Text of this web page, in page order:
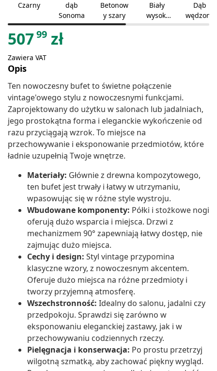
Czarny
dąb
Sonoma
Betonow
y szary
Biały
wysoki
połysk
Dąb
wędzony
50799 zł
Zawiera VAT
Opis
Ten nowoczesny bufet to świetne połączenie
vintage'owego stylu z nowoczesnymi funkcjami.
Zaprojektowany do użytku w salonach lub jadalniach,
jego prostokątna forma i eleganckie wykończenie od
razu przyciągają wzrok. To miejsce na
przechowywanie i eksponowanie przedmiotów, które
ładnie uzupełnią Twoje wnętrze.
Materiały: Głównie z drewna kompozytowego,
ten bufet jest trwały i łatwy w utrzymaniu,
wpasowując się w różne style wystroju.
Wbudowane komponenty: Półki i stożkowe nogi
oferują dużo wsparcia i miejsca. Drzwi z
mechanizmem 90° zapewniają łatwy dostęp, nie
zajmując dużo miejsca.
Cechy i design: Styl vintage przypomina
klasyczne wzory, z nowoczesnym akcentem.
Oferuje dużo miejsca na różne przedmioty i
tworzy przyjemną atmosferę.
Wszechstronność: Idealny do salonu, jadalni czy
przedpokoju. Sprawdzi się zarówno w
eksponowaniu eleganckiej zastawy, jak i w
przechowywaniu codziennych rzeczy.
Pielęgnacja i konserwacja: Po prostu przetrzyj
wilgotną szmatką, aby zachować piękny wygląd.